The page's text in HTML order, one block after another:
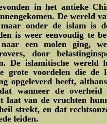
in het antieke
De wereld
onder de islam is
is weer eenvoudig te
naar een molen ging,
door
De islamitische wereld
grote voordelen die de
opgeleverd heeft,
wanneer de
laat van de vruchten
strekt, en dat
leiden.